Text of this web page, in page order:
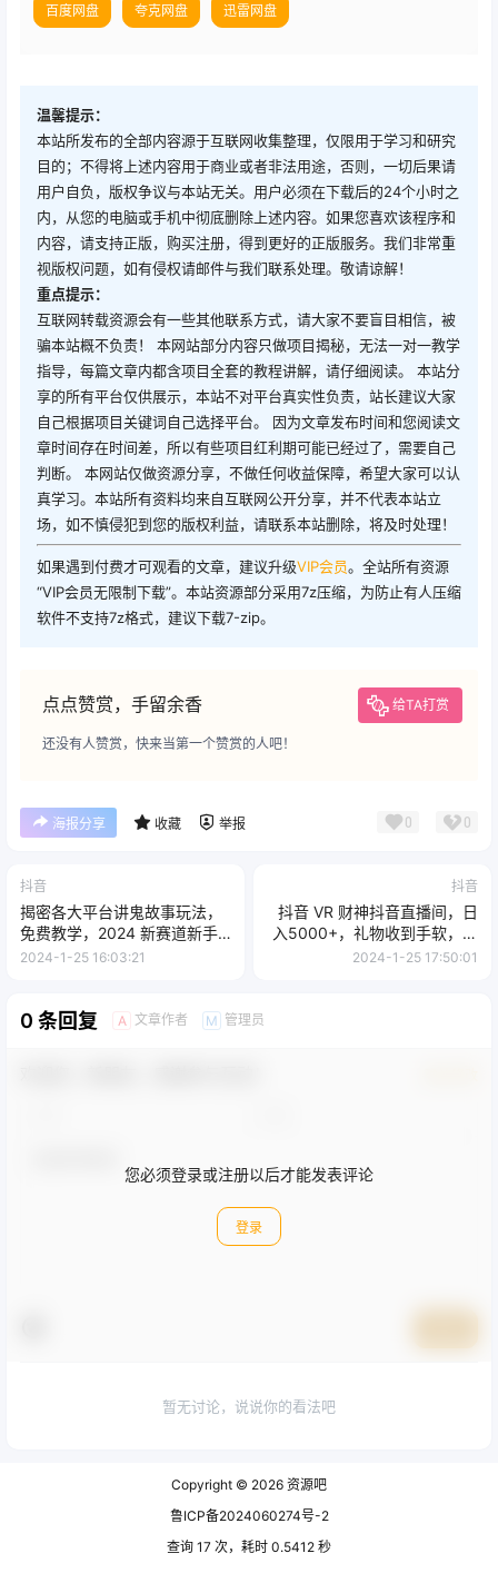
百度网盘 夸克网盘 迅雷网盘
温馨提示：
本站所发布的全部内容源于互联网收集整理，仅限用于学习和研究
目的；不得将上述内容用于商业或者非法用途，否则，一切后果请
用户自负，版权争议与本站无关。用户必须在下载后的24个小时之
内，从您的电脑或手机中彻底删除上述内容。如果您喜欢该程序和
内容，请支持正版，购买注册，得到更好的正版服务。我们非常重
视版权问题，如有侵权请邮件与我们联系处理。敬请谅解！
重点提示：
互联网转载资源会有一些其他联系方式，请大家不要盲目相信，被
骗本站概不负责！ 本网站部分内容只做项目揭秘，无法一对一教学
指导，每篇文章内都含项目全套的教程讲解，请仔细阅读。 本站分
享的所有平台仅供展示，本站不对平台真实性负责，站长建议大家
自己根据项目关键词自己选择平台。 因为文章发布时间和您阅读文
章时间存在时间差，所以有些项目红利期可能已经过了，需要自己
判断。 本网站仅做资源分享，不做任何收益保障，希望大家可以认
真学习。本站所有资料均来自互联网公开分享，并不代表本站立
场，如不慎侵犯到您的版权利益，请联系本站删除，将及时处理！
如果遇到付费才可观看的文章，建议升级VIP会员。全站所有资源
“VIP会员无限制下载”。本站资源部分采用7z压缩，为防止有人压缩
软件不支持7z格式，建议下载7-zip。
点点赞赏，手留余香 给TA打赏
还没有人赞赏，快来当第一个赞赏的人吧！
海报分享 收藏 举报 0 0
抖音
揭密各大平台讲鬼故事玩法，
免费教学，2024 新赛道新手
最适合做的项目
2024-1-25 16:03:21
抖音
抖音 VR 财神抖音直播间，日
入5000+，礼物收到手软，落
地保姆级教程
2024-1-25 17:50:01
0 条回复 A 文章作者 M 管理员
您必须登录或注册以后才能发表评论
登录
暂无讨论，说说你的看法吧
Copyright © 2026 资源吧
鲁ICP备2024060274号-2
查询 17 次，耗时 0.5412 秒